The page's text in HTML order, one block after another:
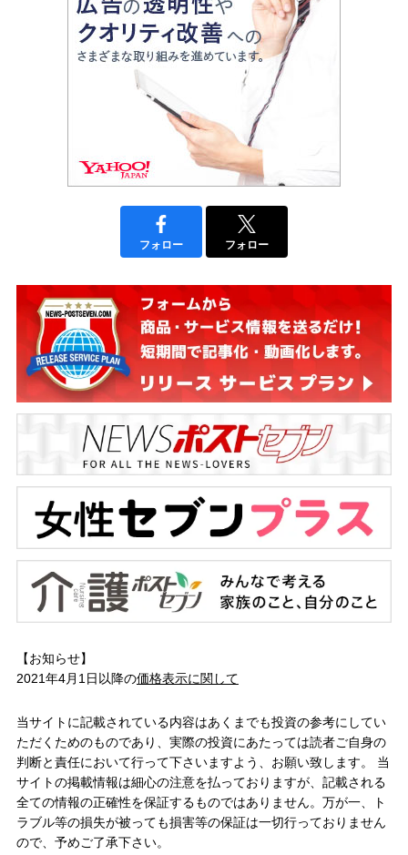
フォロー フォロー
【お知らせ】
2021年4月1日以降の価格表示に関して
当サイトに記載されている内容はあくまでも投資の参考にしてい
ただくためのものであり、実際の投資にあたっては読者ご自身の
判断と責任において行って下さいますよう、お願い致します。 当
サイトの掲載情報は細心の注意を払っておりますが、記載される
全ての情報の正確性を保証するものではありません。万が一、ト
ラブル等の損失が被っても損害等の保証は一切行っておりません
ので、予めご了承下さい。